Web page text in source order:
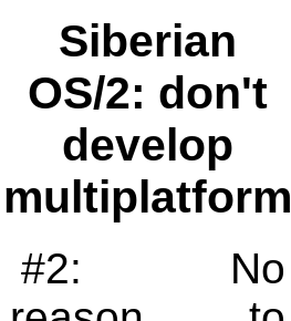
Siberian
OS/2: don't
develop
multiplatform
#2: No